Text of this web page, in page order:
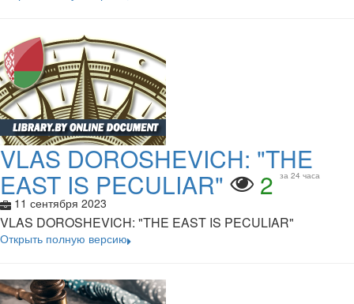
VLAS DOROSHEVICH: "THE
EAST IS PECULIAR" 2 за 24 часа
11 сентября 2023
VLAS DOROSHEVICH: "THE EAST IS PECULIAR"
Открыть полную версию